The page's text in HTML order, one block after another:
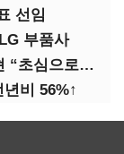
선임
부품사
삼성전자, 창립 56주년 행사…전영현 “초심으로 경쟁력 회복해야”
비 56%↑